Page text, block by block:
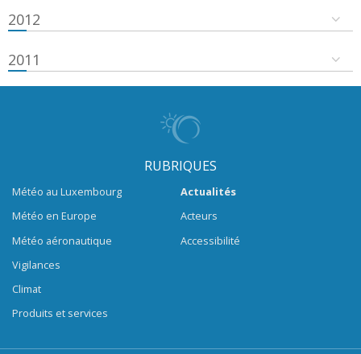
2012
2011
RUBRIQUES
Météo au Luxembourg
Météo en Europe
Météo aéronautique
Vigilances
Climat
Produits et services
Actualités
Acteurs
Accessibilité